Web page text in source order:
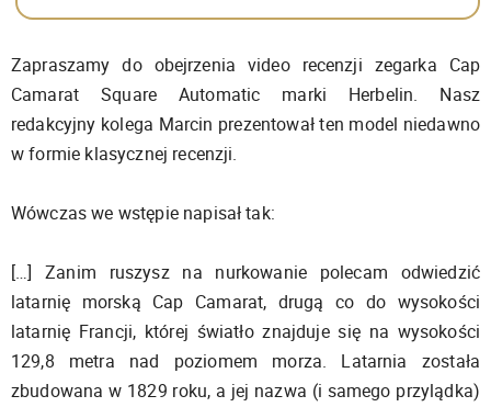
Zapraszamy do obejrzenia video recenzji zegarka Cap
Camarat Square Automatic marki Herbelin. Nasz
redakcyjny kolega Marcin prezentował ten model niedawno
w formie klasycznej recenzji.
Wówczas we wstępie napisał tak:
[…] Zanim ruszysz na nurkowanie polecam odwiedzić
latarnię morską Cap Camarat, drugą co do wysokości
latarnię Francji, której światło znajduje się na wysokości
129,8 metra nad poziomem morza. Latarnia została
zbudowana w 1829 roku, a jej nazwa (i samego przylądka)